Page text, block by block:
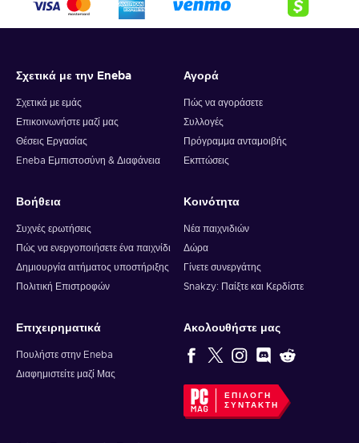
Σχετικά με την Eneba
Σχετικά με εμάς
Επικοινωνήστε μαζί μας
Θέσεις Εργασίας
Eneba Εμπιστοσύνη & Διαφάνεια
Αγορά
Πώς να αγοράσετε
Συλλογές
Πρόγραμμα ανταμοιβής
Εκπτώσεις
Βοήθεια
Συχνές ερωτήσεις
Πώς να ενεργοποιήσετε ένα παιχνίδι
Δημιουργία αιτήματος υποστήριξης
Πολιτική Επιστροφών
Κοινότητα
Νέα παιχνιδιών
Δώρα
Γίνετε συνεργάτης
Snakzy: Παίξτε και Κερδίστε
Επιχειρηματικά
Πουλήστε στην Eneba
Διαφημιστείτε μαζί Μας
Ακολουθήστε μας
ΕΠΙΛΟΓΉ
ΣΥΝΤΆΚΤΗ